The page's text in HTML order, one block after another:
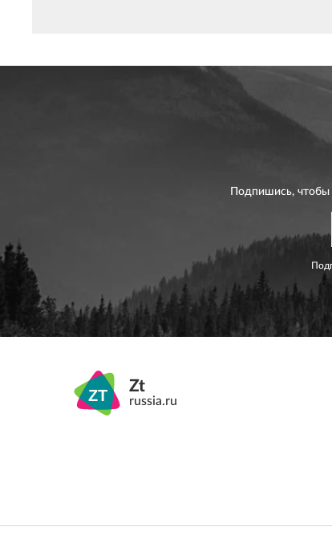
Подпишись,
Zt
russia.ru